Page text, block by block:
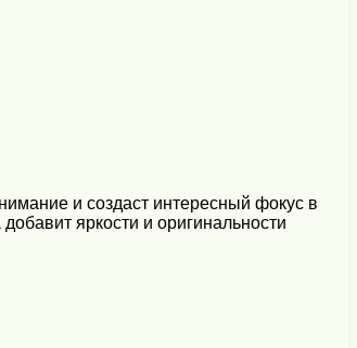
и создаст интересный фокус в
яркости и оригинальности